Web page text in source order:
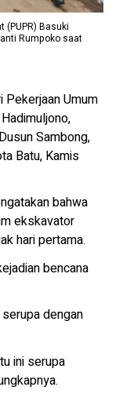
(PUPR) Basuki
Rumpoko saat
Pekerjaan Umum
Sambong,
Batu, Kamis
bahwa
ekskavator
hari pertama.
bencana
dengan
ini serupa